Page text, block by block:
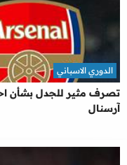
تصرف مثير للجدل بشأن
آرسنال
الدوري الاسباني